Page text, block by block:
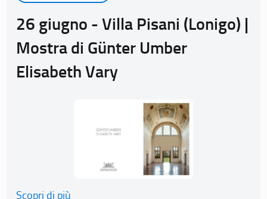
26 giugno - Villa Pisani (Lonigo) |
Mostra di Günter Umber
Elisabeth Vary
Scopri di più